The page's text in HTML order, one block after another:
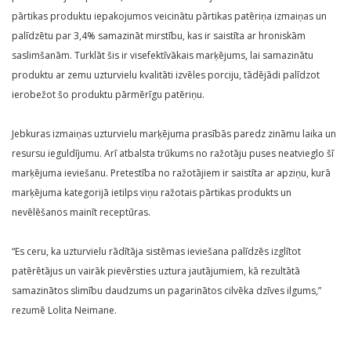
pārtikas produktu iepakojumos veicinātu pārtikas patēriņa izmaiņas un
palīdzētu par 3,4% samazināt mirstību, kas ir saistīta ar hroniskām
saslimšanām. Turklāt šis ir visefektīvākais marķējums, lai samazinātu
produktu ar zemu uzturvielu kvalitāti izvēles porciju, tādējādi palīdzot
ierobežot šo produktu pārmērīgu patēriņu.
Jebkuras izmaiņas uzturvielu marķējuma prasībās paredz zināmu laika un
resursu ieguldījumu. Arī atbalsta trūkums no ražotāju puses neatvieglo šī
marķējuma ieviešanu. Pretestība no ražotājiem ir saistīta ar apziņu, kurā
marķējuma kategorijā ietilps viņu ražotais pārtikas produkts un
nevēlēšanos mainīt receptūras.
“Es ceru, ka uzturvielu rādītāja sistēmas ieviešana palīdzēs izglītot
patērētājus un vairāk pievērsties uztura jautājumiem, kā rezultātā
samazinātos slimību daudzums un pagarinātos cilvēka dzīves ilgums,”
rezumē Lolita Neimane.